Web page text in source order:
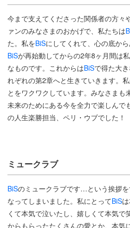
今まで支えてくださった関係者の方々
ァンのみなさまのおかげで、私たちは
た。私をBiSにしてくれて、心の底から
BiSが再始動してからの2年8ヶ月間は
なものです。これからはBiSで得た大
れぞれの第2章へと生きていきます。
とをワクワクしています。みなさまも
未来のためにある今を全力で楽しんで
の人生楽勝担当、ペリ・ウブでした！
ミュークラブ
BiSのミュークラブです…という挨拶
なってしまいました。私にとってBiS
くて本気で泣いたし、嬉しくて本気で
からもらったたくさんの愛とか、本気